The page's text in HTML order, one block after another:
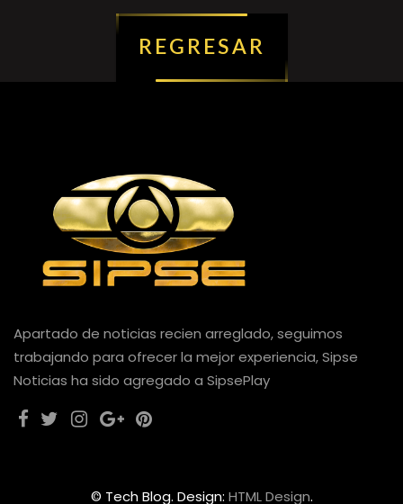
REGRESAR
Apartado de noticias recien arreglado, seguimos
trabajando para ofrecer la mejor experiencia, Sipse
Noticias ha sido agregado a SipsePlay
© Tech Blog. Design: HTML Design.